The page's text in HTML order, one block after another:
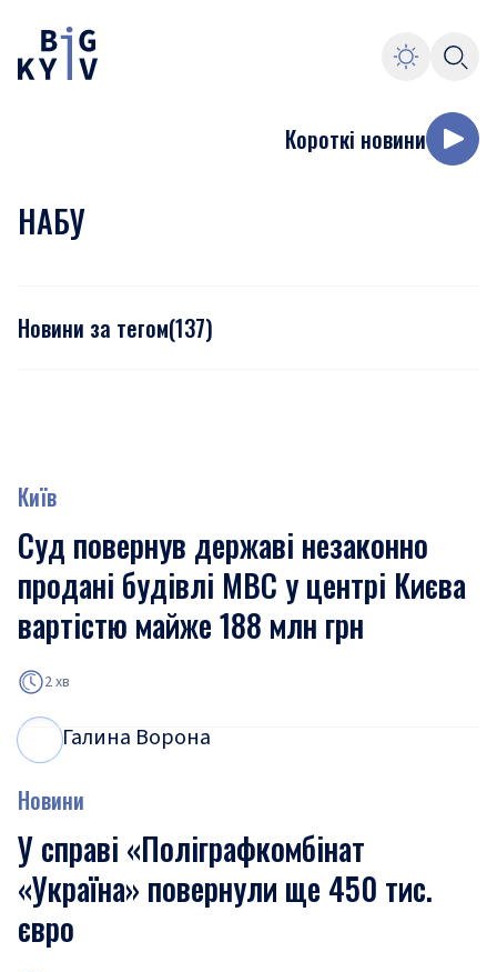
Короткі новини
НАБУ
Новини за тегом(137)
Київ
Суд повернув державі незаконно
продані будівлі МВС у центрі Києва
вартістю майже 188 млн грн
2 хв
Галина Ворона
Новини
У справі «Поліграфкомбінат
«Україна» повернули ще 450 тис.
євро